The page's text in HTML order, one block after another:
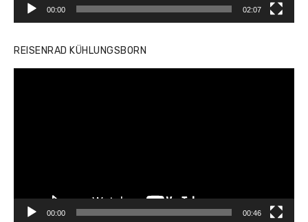
00:00 02:07
REISENRAD KÜHLUNGSBORN
00:00 00:46